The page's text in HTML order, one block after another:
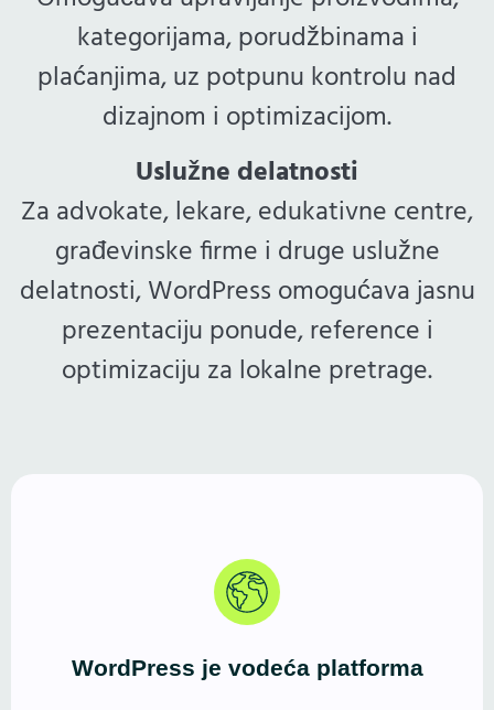
kategorijama, porudžbinama i
plaćanjima, uz potpunu kontrolu nad
dizajnom i optimizacijom.
Uslužne delatnosti
Za advokate, lekare, edukativne centre,
građevinske firme i druge uslužne
delatnosti, WordPress omogućava jasnu
prezentaciju ponude, reference i
optimizaciju za lokalne pretrage.
WordPress je vodeća platforma
Više od 40% sajtova pokreće WordPress. Godinama
potvrđeno, fleksibilno i stabilno rešenje — jednako
veće sisteme i WooCommerce prodavnice.